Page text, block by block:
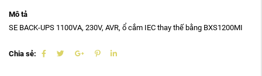
Mô tả
SE BACK-UPS 1100VA, 230V, AVR, ổ cắm IEC thay thế bằng BXS1200MI
Chia sẻ: